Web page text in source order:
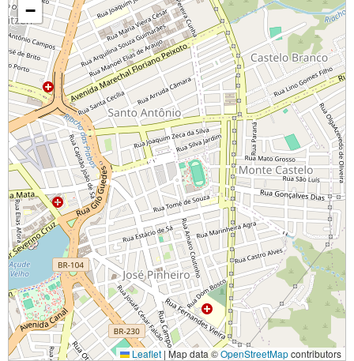
−
Leaflet | Map data ©OpenStreetMapcontributors